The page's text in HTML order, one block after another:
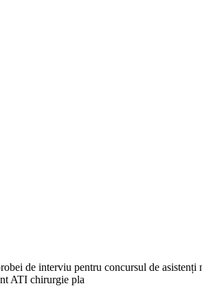
de interviu pentru concursul de
ATI chirurgie pla